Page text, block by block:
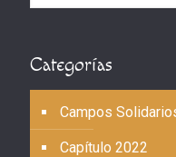
Categorías
Campos
Capítulo 2022